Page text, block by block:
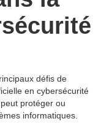
défis de
en cybersécurité
protéger ou
informatiques.